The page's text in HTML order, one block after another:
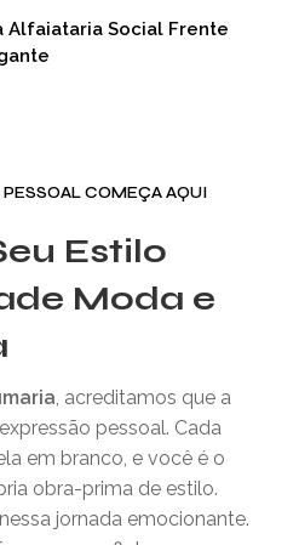
Alfaiataria Social Frente
COMEÇA AQUI
Estilo
Moda e
, acreditamos que a
pessoal. Cada
em branco, e você é o
obra-prima de estilo.
jornada emocionante.